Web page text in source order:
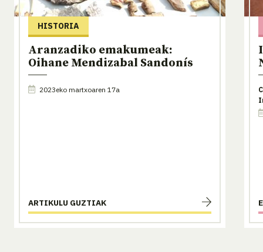
HISTORIA
Aranzadiko emakumeak:
Oihane Mendizabal Sandonís
2023eko martxoaren 17a
ARTIKULU GUZTIAK